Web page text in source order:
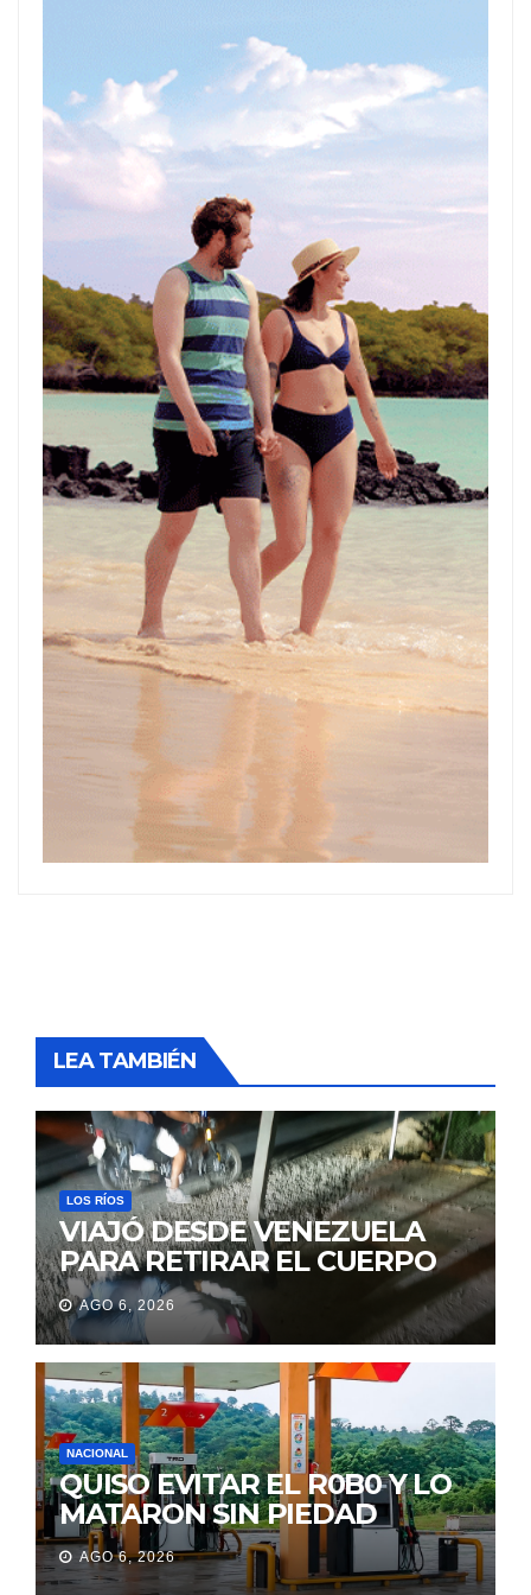
LEA TAMBIÉN
LOS RÍOS
VIAJÓ DESDE VENEZUELA
PARA RETIRAR EL CUERPO
DE SU MARIDO QUE
PERMANECIÓ SEIS DÍAS EN
LA MORGUE
AGO 6, 2026
NACIONAL
QUISO EVITAR EL R0B0 Y LO
MATARON SIN PIEDAD
AGO 6, 2026